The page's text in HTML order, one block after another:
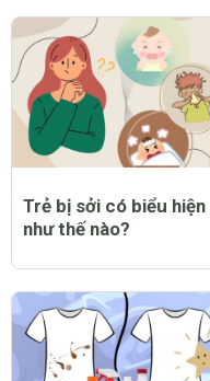
Trẻ bị sởi có biểu hiện
như thế nào?